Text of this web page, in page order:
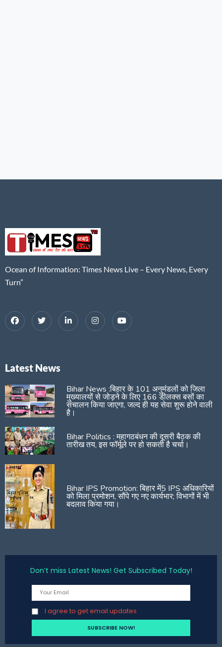
Ocean of Information: Times News Live – Every News, Every
Turn”
Latest News
Bihar News :बिहार के 101 अनुमंडलों को जिला
मुख्यालयों से जोड़ने के लिए 166 डीलक्स बसों का
संचालन किया जाएगा, जल्द ही यह सेवा शुरू होने वाली
है।
Bihar Politics : महागठबंधन की दूसरी बैठक की
तारीख तय, इस फॉर्मूले पर हो सकती है चर्चा।
Bihar IPS Promotion: बिहार में5 IPS अधिकारियों
को मिला प्रमोशन, सौंपे गए नए कार्यभार; विभागों में भी
बदलाव किया गया।
Don’t miss Latest News! Get Subscribed Today!
I agree to get email updates